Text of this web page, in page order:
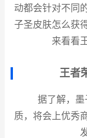
动都会针对不同
子圣皮肤怎么获
来看看
王者
据了解，
质，将会上优秀